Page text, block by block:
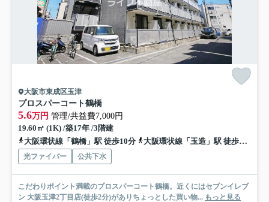
大阪市東成区玉津
プロスパーコート鶴橋
5.6万円 管理/共益費7,000円
19.60㎡ (1K) /築17年 /3階建
大阪環状線「鶴橋」駅 徒歩10分
大阪環状線「玉造」駅 徒歩14分
光ファイバー 公共下水
こだわりポイント満載のプロスパーコート鶴橋。近くにはセブンイレブ
ン 大阪玉津2丁目店(徒歩2分)がありちょっとした買い物... もっと見る